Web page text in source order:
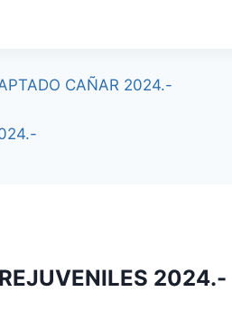
CAÑAR 2024.-
2024.-